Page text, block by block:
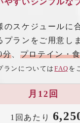
のスケジュールに
プランをご用意し
分 プロテイン・
ランについてはFAQ を
月12回
1回あたり